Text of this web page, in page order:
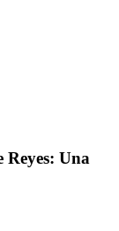
Reyes: Una